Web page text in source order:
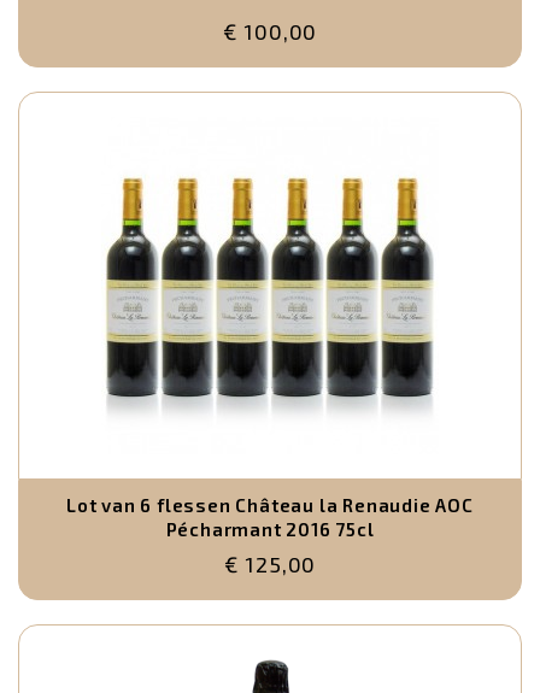
€ 100,00
Lot van 6 flessen Château la Renaudie AOC
Pécharmant 2016 75cl
€ 125,00